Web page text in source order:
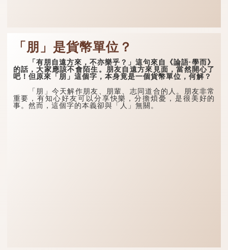
「朋」是貨幣單位？
「有朋自遠方來，不亦樂乎？」這句來自《論語·學而》
的話，大家應該不會陌生。朋友自遠方來見面，當然開心了
吧！但原來「朋」這個字，本身竟是一個貨幣單位，何解？
「朋」今天解作朋友、朋輩、志同道合的人。朋友非常
重要，有知心好友可以分享快樂，分擔煩憂，是很美好的
事。然而，這個字的本義卻與「人」無關。